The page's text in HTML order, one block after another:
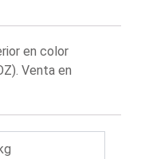
en color
Venta en